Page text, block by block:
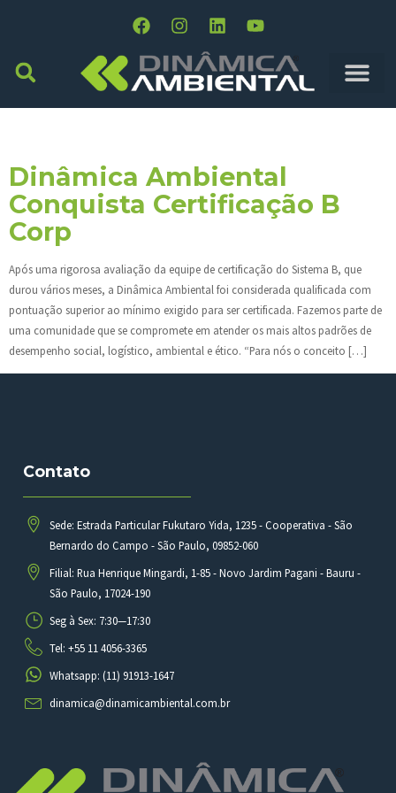
Dinâmica Ambiental
Conquista Certificação B
Corp
Após uma rigorosa avaliação da equipe de certificação do Sistema B, que
durou vários meses, a Dinâmica Ambiental foi considerada qualificada com
pontuação superior ao mínimo exigido para ser certificada. Fazemos parte de
uma comunidade que se compromete em atender os mais altos padrões de
desempenho social, logístico, ambiental e ético. “Para nós o conceito […]
Contato
Sede: Estrada Particular Fukutaro Yida, 1235 - Cooperativa - São
Bernardo do Campo - São Paulo, 09852-060
Filial: Rua Henrique Mingardi, 1-85 - Novo Jardim Pagani - Bauru -
São Paulo, 17024-190
Seg à Sex: 7:30—17:30
Tel: +55 11 4056-3365
Whatsapp: (11) 91913-1647
dinamica@dinamicambiental.com.br